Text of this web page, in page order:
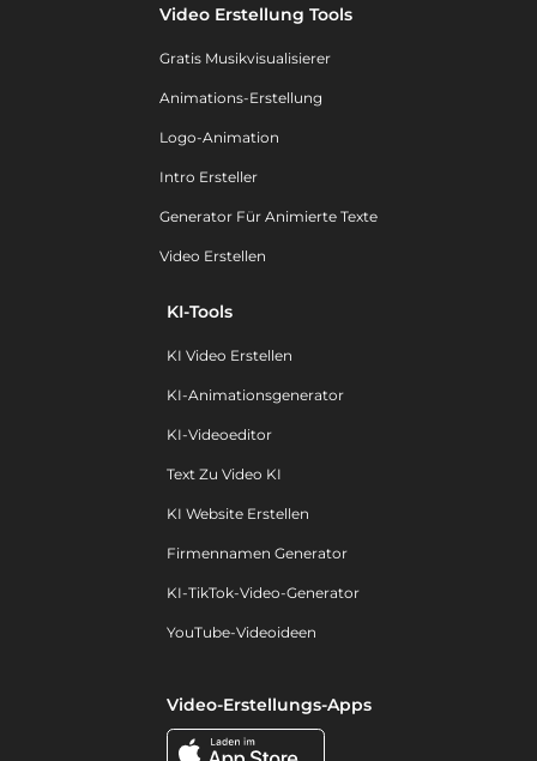
Video Erstellung Tools
Gratis Musikvisualisierer
Animations-Erstellung
Logo-Animation
Intro Ersteller
Generator Für Animierte Texte
Video Erstellen
KI-Tools
KI Video Erstellen
KI-Animationsgenerator
KI-Videoeditor
Text Zu Video KI
KI Website Erstellen
Firmennamen Generator
KI-TikTok-Video-Generator
YouTube-Videoideen
Video-Erstellungs-Apps